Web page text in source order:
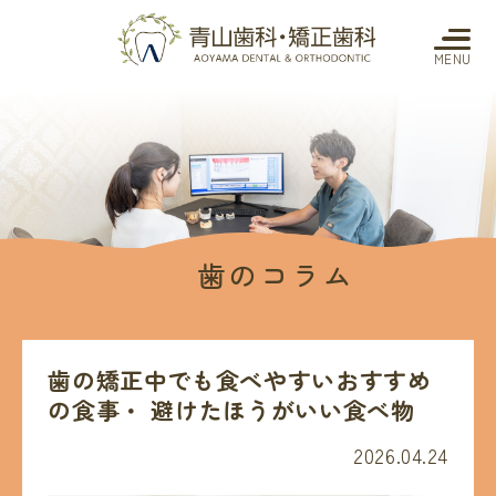
MENU
歯のコラム
歯の矯正中でも食べやすいおすすめ
の食事・ 避けたほうがいい食べ物
2026.04.24